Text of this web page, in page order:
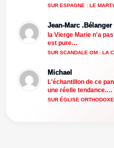
SUR ESPAGNE : LE
Jean-Marc .Bélanger
la Vierge Marie n'a
est pure…
SUR SCANDALE OM : LA
Michael
L'échantillon de ce
une réelle tendance.…
SUR ÉGLISE